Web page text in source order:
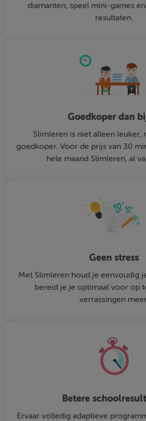
diamanten, speel mini-games
resultaten.
Goedkoper dan
Slimleren is niet alleen leuker,
goedkoper. Voor de prijs van 30
hele maand Slimleren, al
Geen stress
Met Slimleren houd je eenvoudig
bereid je je optimaal voor op
verrassingen
Betere
Ervaar volledig adaptieve